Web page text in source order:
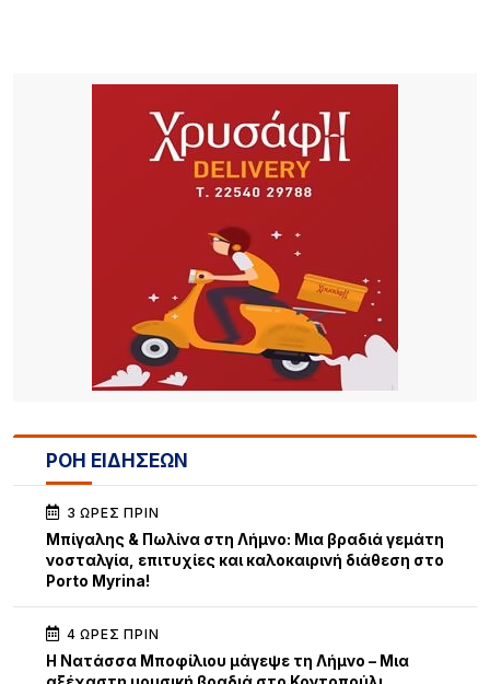
ΡΟΗ ΕΙΔΗΣΕΩΝ
3 ΏΡΕΣ ΠΡΙΝ
Μπίγαλης & Πωλίνα στη Λήμνο: Μια βραδιά γεμάτη
νοσταλγία, επιτυχίες και καλοκαιρινή διάθεση στο
Porto Myrina!
4 ΏΡΕΣ ΠΡΙΝ
Η Νατάσσα Μποφίλιου μάγεψε τη Λήμνο – Μια